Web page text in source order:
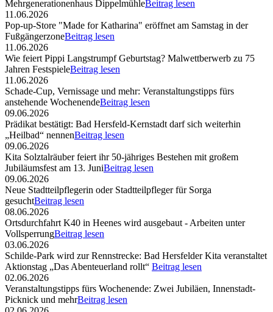
Mehrgenerationenhaus DippelmühleBeitrag lesen
11.06.2026
Pop-up-Store "Made for Katharina" eröffnet am Samstag in der
FußgängerzoneBeitrag lesen
11.06.2026
Wie feiert Pippi Langstrumpf Geburtstag? Malwettberwerb zu 75
Jahren FestspieleBeitrag lesen
11.06.2026
Schade-Cup, Vernissage und mehr: Veranstaltungstipps fürs
anstehende WochenendeBeitrag lesen
09.06.2026
Prädikat bestätigt: Bad Hersfeld-Kernstadt darf sich weiterhin
„Heilbad“ nennenBeitrag lesen
09.06.2026
Kita Solztalräuber feiert ihr 50-jähriges Bestehen mit großem
Jubiläumsfest am 13. JuniBeitrag lesen
09.06.2026
Neue Stadtteilpflegerin oder Stadtteilpfleger für Sorga
gesuchtBeitrag lesen
08.06.2026
Ortsdurchfahrt K40 in Heenes wird ausgebaut - Arbeiten unter
VollsperrungBeitrag lesen
03.06.2026
Schilde-Park wird zur Rennstrecke: Bad Hersfelder Kita veranstaltet
Aktionstag „Das Abenteuerland rollt“ Beitrag lesen
02.06.2026
Veranstaltungstipps fürs Wochenende: Zwei Jubiläen, Innenstadt-
Picknick und mehrBeitrag lesen